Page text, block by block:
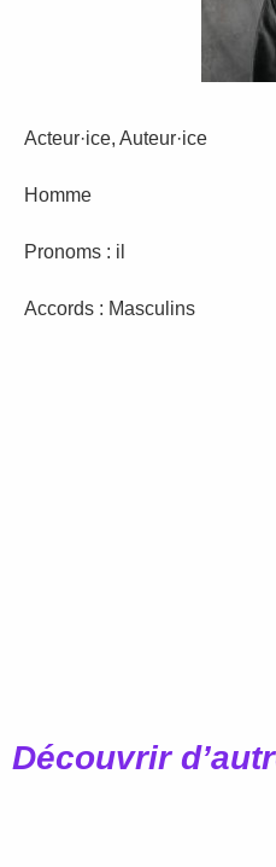
Acteur·ice, Auteur·ice
Homme
Pronoms : il
Accords : Masculins
Découvrir